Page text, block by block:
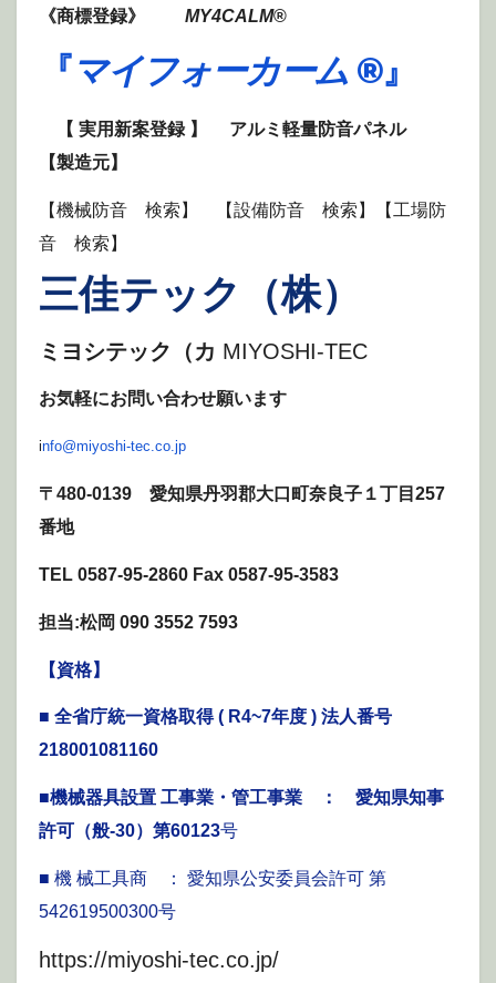
《商標登録》 MY4CALM®
『マイフォーカーム ®』
【 実用新案登録 】
アルミ軽量防音パネル
【製造元】
【機械防音 検索】 【設備防音 検索】【工場防
音 検索】
三佳テック（株）
ミヨシテック（カ MIYOSHI-TEC
お気軽にお問い合わせ願います
info@miyoshi-tec.co.jp
〒480-0139 愛知県丹羽郡大口町奈良子１丁目257
番地
TEL 0587-95-2860 Fax 0587-95-3583
担当:松岡 090 3552 7593
【資格】
■ 全省庁統一資格取得( R4~7年度 ) 法人番号
218001081160
■機械器具設置 工事業・管工事業 ： 愛知県知事
許可（般-30）第60123号
■ 機 械工具商 ： 愛知県公安委員会許可 第
542619500300号
https://miyoshi-tec.co.jp/